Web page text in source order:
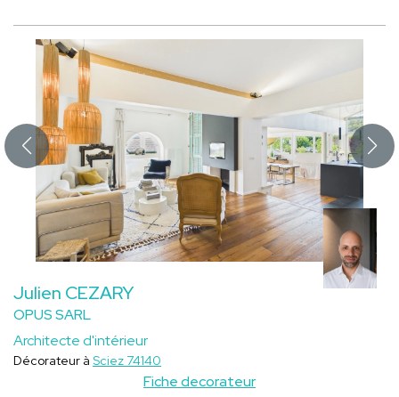
Julien CEZARY
OPUS SARL
Architecte d'intérieur
Fiche decorateur
Décorateur à Sciez 74140